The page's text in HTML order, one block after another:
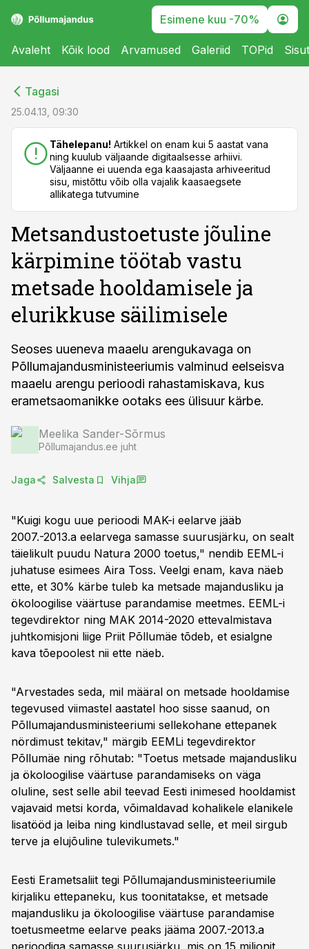
Esimene kuu -70%
Avaleht Kõik lood Arvamused Galeriid TOPid
Tagasi
25.04.13, 09:30
Tähelepanu! Artikkel on enam kui 5 aastat vana
ning kuulub väljaande digitaalsesse arhiivi.
Väljaanne ei uuenda ega kaasajasta arhiveeritud
sisu, mistõttu võib olla vajalik kaasaegsete
allikatega tutvumine
Metsandustoetuste jõuline
kärpimine töötab vastu
metsade hooldamisele ja
elurikkuse säilimisele
Seoses uueneva maaelu arengukavaga on
Põllumajandusministeeriumis valminud eelseisva
maaelu arengu perioodi rahastamiskava, kus
erametsaomanikke ootaks ees ülisuur kärbe.
Meelika Sander-Sõrmus
Põllumajandus.ee juht
Jaga Salvesta Vihja
"Kuigi kogu uue perioodi MAK-i eelarve jääb
2007.-2013.a eelarvega samasse suurusjärku, on sealt
täielikult puudu Natura 2000 toetus," nendib EEML-i
juhatuse esimees Aira Toss. Veelgi enam, kava näeb
ette, et 30% kärbe tuleb ka metsade majandusliku ja
ökoloogilise väärtuse parandamise meetmes. EEML-i
tegevdirektor ning MAK 2014-2020 ettevalmistava
juhtkomisjoni liige Priit Põllumäe tõdeb, et esialgne
kava tõepoolest nii ette näeb.
"Arvestades seda, mil määral on metsade hooldamise
tegevused viimastel aastatel hoo sisse saanud, on
Põllumajandusministeeriumi sellekohane ettepanek
nördimust tekitav," märgib EEMLi tegevdirektor
Põllumäe ning rõhutab: "Toetus metsade majandusliku
ja ökoloogilise väärtuse parandamiseks on väga
oluline, sest selle abil teevad Eesti inimesed hooldamist
vajavaid metsi korda, võimaldavad kohalikele elanikele
lisatööd ja leiba ning kindlustavad selle, et meil sirgub
terve ja elujõuline tulevikumets."
Eesti Erametsaliit tegi Põllumajandusministeeriumile
kirjaliku ettepaneku, kus toonitatakse, et metsade
majandusliku ja ökoloogilise väärtuse parandamise
toetusmeetme eelarve peaks jääma 2007.-2013.a
perioodiga samasse suurusjärku, mis on 15 miljonit